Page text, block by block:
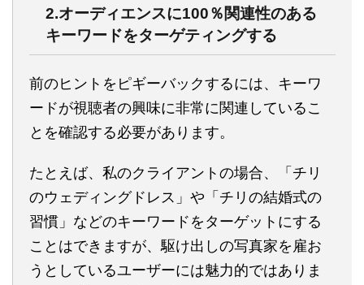
2.オーディエンスに100％関連性のある
キーワードをターゲティングする
前のヒントをピギーバックするには、キーワ
ードが視聴者の興味に非常に関連しているこ
とを確認する必要があります。
たとえば、私のクライアントの場合、「チリ
のウェディングドレス」や「チリの結婚式の
習慣」などのキーワードをターゲットにする
ことはできますが、駆け出しの写真家を雇お
うとしているユーザーには魅力的ではありま